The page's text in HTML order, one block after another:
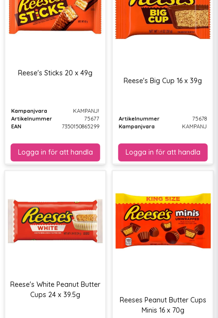
Reese's Sticks 20 x 49g
Kampanjvara
KAMPANJ!
Artikelnummer
75677
EAN
7350150865299
Reese's Big Cup 16 x 39g
Artikelnummer
75678
Kampanjvara
KAMPANJ
Reese's White Peanut Butter
Cups 24 x 39.5g
Reeses Peanut Butter Cups
Minis 16 x 70g